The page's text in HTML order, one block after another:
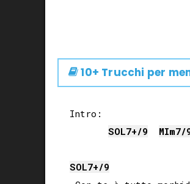
10+ Trucchi per
Intro:
SOL7+/9 MIm7/
SOL7+/9